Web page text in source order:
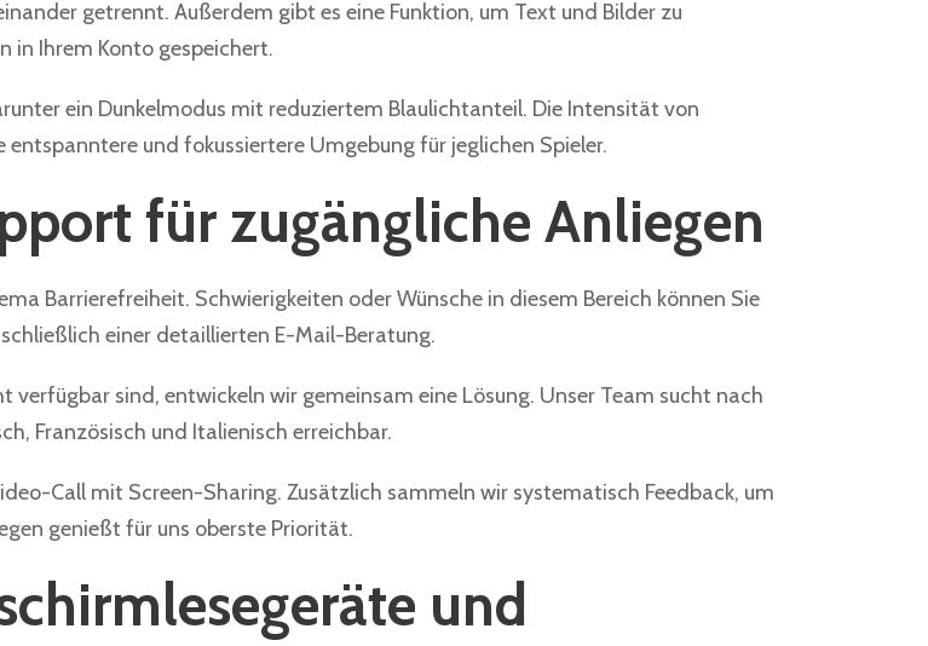
getrennt. Außerdem gibt es eine Funktion, um Text und Bilder zu
in Ihrem Konto gespeichert.
ein Dunkelmodus mit reduziertem Blaulichtanteil. Die Intensität von
und fokussiertere Umgebung für jeglichen Spieler.
für zugängliche Anliegen
Barrierefreiheit. Schwierigkeiten oder Wünsche in diesem Bereich können Sie
einer detaillierten E-Mail-Beratung.
sind, entwickeln wir gemeinsam eine Lösung. Unser Team sucht nach
Französisch und Italienisch erreichbar.
Call mit Screen-Sharing. Zusätzlich sammeln wir systematisch Feedback, um
genießt für uns oberste Priorität.
und